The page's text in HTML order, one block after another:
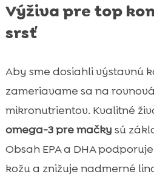
Výživa pre top
srsť
Aby sme dosiahli výstavnú
zameriavame sa na
mikronutrientov. Kvalitné
omega-3 pre mačky sú
Obsah EPA a DHA
kožu a znižuje nadmerné